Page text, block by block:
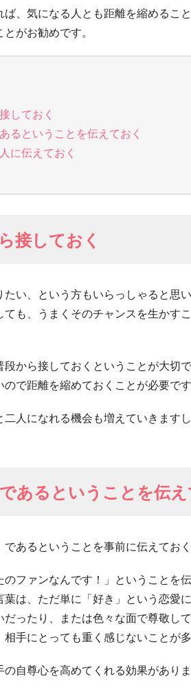
、気になる人とも距離を縮めるこ
がお勧めです。
しておく
るということを伝えておく
に伝えておく
接しておく
い、という方もいらっしゃると思
も、うまくそのチャンスを生かす
から接しておくということが大切
で距離を縮めておくことが必要です
二人になれる機会も増えていきます
あるということを伝え
あるということを事前に伝えておく
ファンなんです！」ということを
葉は、ただ単に「好き」という恋
だったり、または色々な面で尊敬
手にとっても重く感じないことが多
自尊心を高めてくれる効果があり